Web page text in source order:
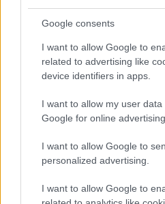
Google consents
I want to allow Google to
related to advertising like
device identifiers in apps.
I want to allow my user
Google for online
I want to allow Google to
personalized advertising.
I want to allow Google to
Projekt rodinného domu